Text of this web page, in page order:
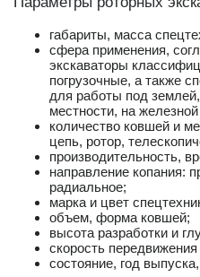
габариты, масса
сфера применения,
экскаваторы
погрузочные, а также
для работы под
местности, на железной
количество ковшей и
цепь, ротор,
производительность,
направление копания:
радиальное;
марка и цвет
объем, форма ковшей;
высота разработки и
скорость
состояние, год